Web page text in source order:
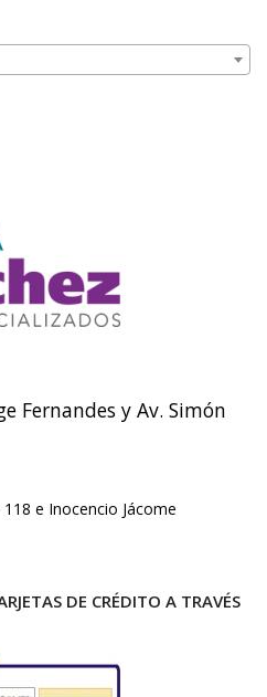
Fernandes y Av. Simón
e Inocencio Jácome
DE CRÉDITO A TRAVÉS